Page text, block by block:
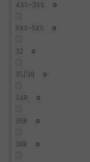
4XS-3XS 0
6XS-5XS 0
32 0
35/38 0
34R 0
36R 0
38R 0